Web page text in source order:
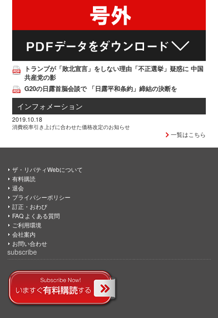
トランプが「敗北宣言」をしない理由「不正選挙」疑惑に 中国
共産党の影
G20の日露首脳会談で 「日露平和条約」締結の決断を
インフォメーション
2019.10.18
消費税率引き上げに合わせた価格改定のお知らせ
一覧はこちら
ザ・リバティWebについて
有料購読
退会
プライバシーポリシー
訂正・おわび
FAQ よくある質問
ご利用環境
会社案内
お問い合わせ
subscribe